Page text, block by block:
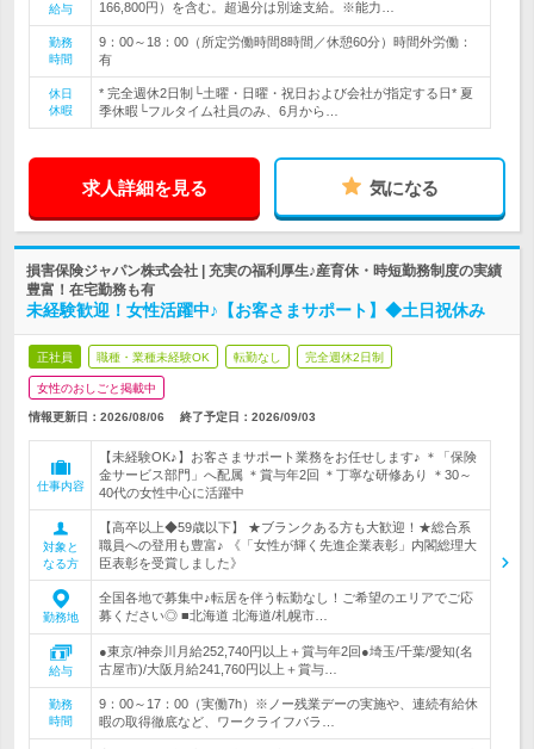
給与
166,800円）を含む。超過分は別途支給。※能力…
勤務
時間
9：00～18：00（所定労働時間8時間／休憩60分）時間外労働：
有
休日
休暇
* 完全週休2日制└土曜・日曜・祝日および会社が指定する日* 夏
季休暇└フルタイム社員のみ、6月から…
求人詳細を見る 気になる
損害保険ジャパン株式会社 | 充実の福利厚生♪産育休・時短勤務制度の実績
豊富！在宅勤務も有
未経験歓迎！女性活躍中♪【お客さまサポート】◆土日祝休み
正社員 職種・業種未経験OK 転勤なし 完全週休2日制
女性のおしごと掲載中
情報更新日：2026/08/06 終了予定日： 2026/09/03
仕事内容
【未経験OK♪】お客さまサポート業務をお任せします♪ ＊「保険
金サービス部門」へ配属 ＊賞与年2回 ＊丁寧な研修あり ＊30～
40代の女性中心に活躍中
対象と
なる方
【高卒以上◆59歳以下】 ★ブランクある方も大歓迎！★総合系
職員への登用も豊富♪ 《「女性が輝く先進企業表彰」内閣総理大
臣表彰を受賞しました》
勤務地
全国各地で募集中♪転居を伴う転勤なし！ご希望のエリアでご応
募ください◎ ■北海道 北海道/札幌市…
給与
●東京/神奈川月給252,740円以上＋賞与年2回●埼玉/千葉/愛知(名
古屋市)/大阪月給241,760円以上＋賞与…
勤務
時間
9：00～17：00（実働7h）※ノー残業デーの実施や、連続有給休
暇の取得徹底など、ワークライフバラ…